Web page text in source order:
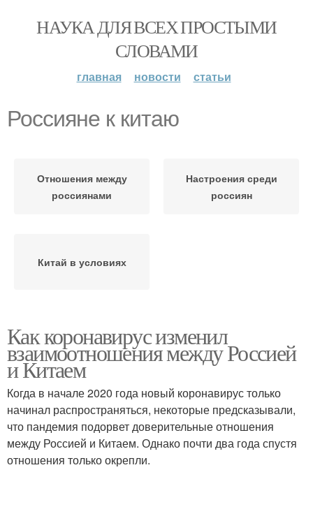
НАУКА ДЛЯ ВСЕХ ПРОСТЫМИ
СЛОВАМИ
главная новости статьи
Россияне к китаю
Отношения между
россиянами
Настроения среди
россиян
Китай в условиях
Как коронавирус изменил
взаимоотношения между Россией
и Китаем
Когда в начале 2020 года новый коронавирус только
начинал распространяться, некоторые предсказывали,
что пандемия подорвет доверительные отношения
между Россией и Китаем. Однако почти два года спустя
отношения только окрепли.